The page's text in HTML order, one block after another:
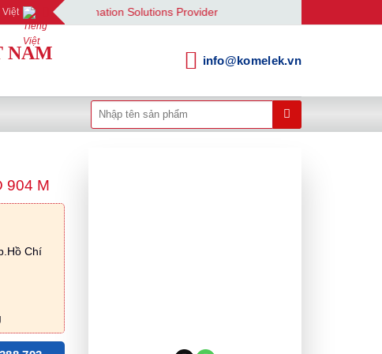
Việt Automation Solutions Provider
NAM info@komelek.vn
Tìm
kiếm:
904 M
Chí